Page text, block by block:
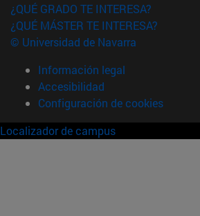
¿QUÉ GRADO TE INTERESA?
¿QUÉ MÁSTER TE INTERESA?
© Universidad de Navarra
Información legal
Accesibilidad
Configuración de cookies
Localizador de campus